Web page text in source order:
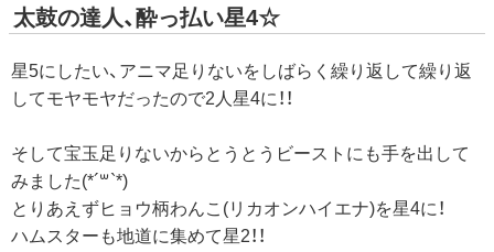
太鼓の達人、酔っ払い星4☆
星5にしたい、アニマ足りないをしばらく繰り返して繰り返
してモヤモヤだったので2人星4に！！
そして宝玉足りないからとうとうビーストにも手を出して
みました(*´꒳`*)
とりあえずヒョウ柄わんこ(リカオンハイエナ)を星4に！
ハムスターも地道に集めて星2！！